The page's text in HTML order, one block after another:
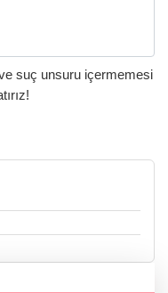
suç unsuru içermemesi